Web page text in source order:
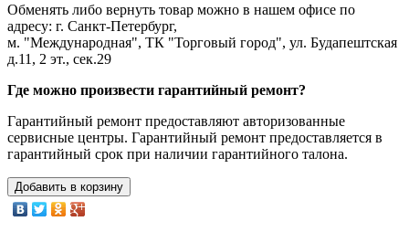
Обменять либо вернуть товар можно в нашем офисе по
адресу: г. Санкт-Петербург,
м. "Международная", ТК "Торговый город", ул. Будапештская
д.11, 2 эт., сек.29
Где можно произвести гарантийный ремонт?
Гарантийный ремонт предоставляют авторизованные
сервисные центры. Гарантийный ремонт предоставляется в
гарантийный срок при наличии гарантийного талона.
Добавить в корзину